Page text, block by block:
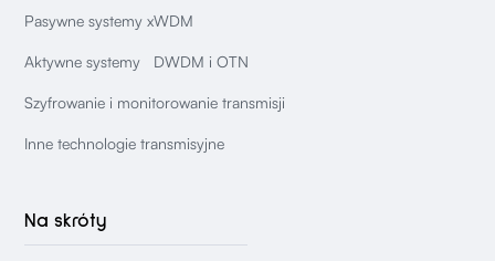
Pasywne systemy xWDM
Aktywne systemy DWDM i OTN
Szyfrowanie i monitorowanie transmisji
Inne technologie transmisyjne
Na skróty